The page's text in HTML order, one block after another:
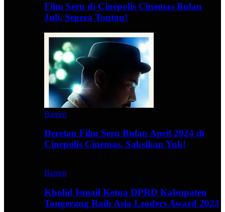
Film Seru di Cinépolis Cinemas Bulan
Juli, Segera Tonton!
Banten
Deretan Film Seru Bulan April 2024 di
Cinepolis Cinemas, Saksikan Yuk!
Banten
Kholid Ismail Ketua DPRD Kabupaten
Tangerang Raih Asia Leaders Award 2023